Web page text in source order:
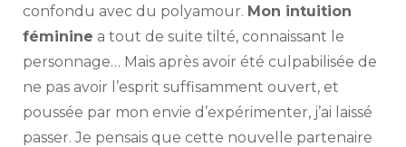
confondu avec du polyamour. Mon intuition
féminine a tout de suite tilté, connaissant le
personnage… Mais après avoir été culpabilisée de
ne pas avoir l’esprit suffisamment ouvert, et
poussée par mon envie d’expérimenter, j’ai laissé
passer. Je pensais que cette nouvelle partenaire